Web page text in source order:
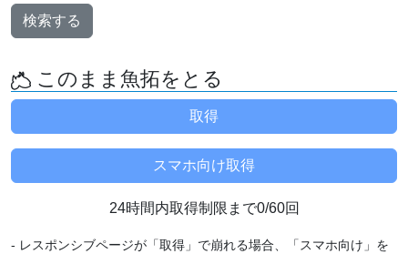
検索する
このまま魚拓をとる
24時間内取得制限まで0/60回
- レスポンシブページが「取得」で崩れる場合、「スマホ向け」を